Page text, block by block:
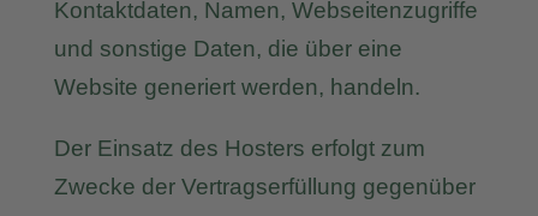
Kontaktdaten, Namen, Webseitenzugriffe
und sonstige Daten, die über eine
Website generiert werden, handeln.
Der Einsatz des Hosters erfolgt zum
Zwecke der Vertragserfüllung gegenüber